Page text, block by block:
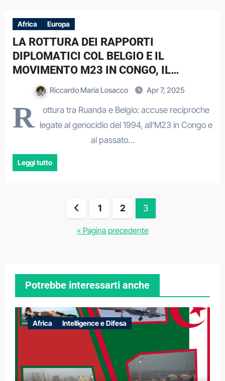
Africa Europa
LA ROTTURA DEI RAPPORTI
DIPLOMATICI COL BELGIO E IL
MOVIMENTO M23 IN CONGO, IL
RUANDA NEL 2025
Riccardo Maria Losacco Apr 7, 2025
R
ottura tra Ruanda e Belgio: accuse reciproche
legate al genocidio del 1994, all’M23 in Congo e
al passato…
Leggi tutto
Paginazione
1 2 3
« Pagina precedente
Potrebbe interessarti anche
Africa Intelligence e Difesa